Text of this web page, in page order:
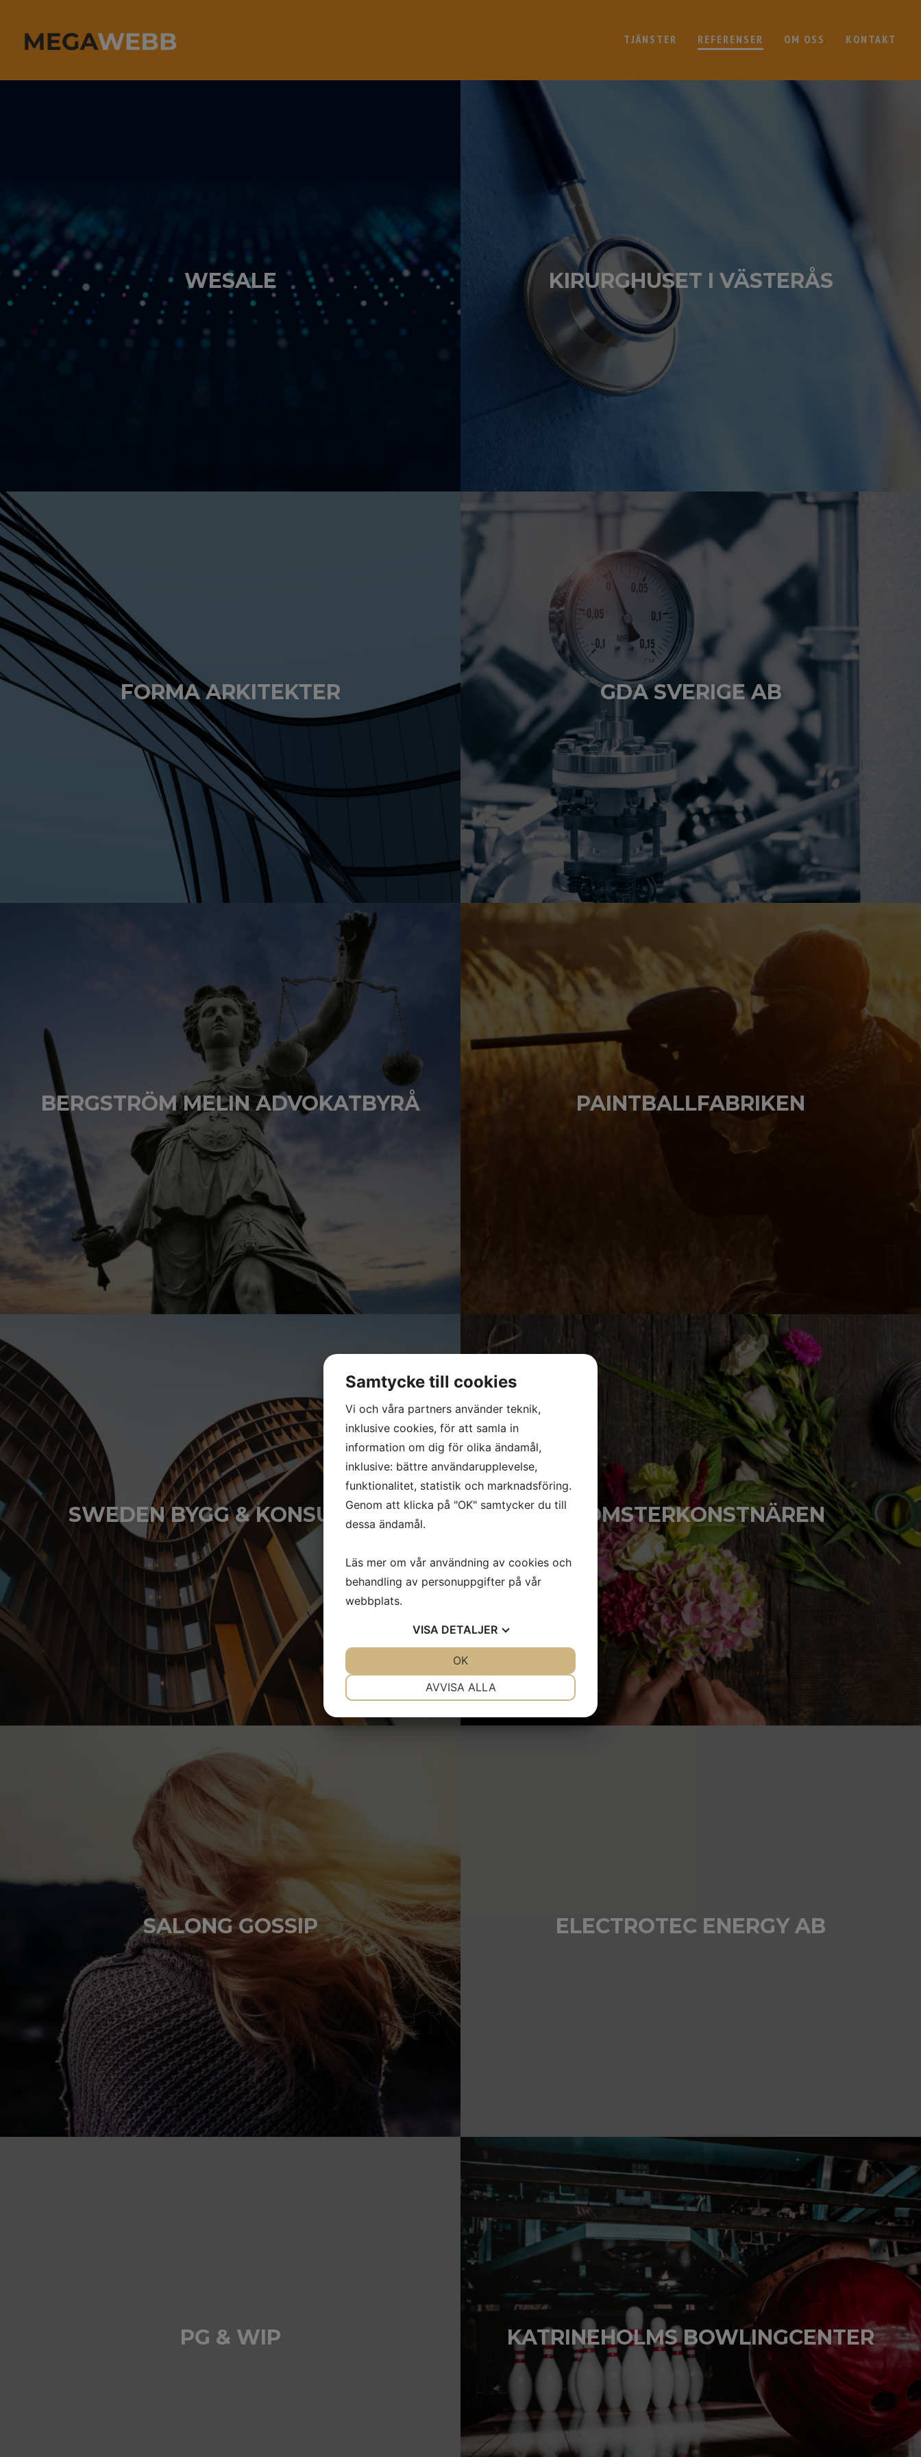
TJÄNSTER REFERENSER OM OSS KONTAKT
WESALE
BESÖK HEMSIDAN
KIRURGHUSET I VÄSTERÅS
BESÖK HEMSIDAN
FORMA ARKITEKTER
BESÖK HEMSIDAN
GDA SVERIGE AB
BESÖK HEMSIDAN
BERGSTRÖM MELIN ADVOKATBYRÅ
"Från den första kontakten har jag blivit mycket väl omhändertagen.
Servicen har genomgående varit snabb, lyhörd och kompetent. Systemet
som används är lätt att använda och även efter att min hemsida levererats
har jag fått förstklassig service vid varje kontakt. Jag kan varmt
rekommendera
MEGAWEBB
BESÖK HEMSIDAN
PAINTBALLFABRIKEN
"Vi på Paintballfabriken behövde en riktigt bra presentation på nätet och
, resultatet överträffade våra förväntningar på alla
SWEDEN BYGG & KONSULT AB
BESÖK HEMSIDAN
BLOMSTERKONSTNÄREN
"Ett väl genomfört arbete med min nya hemsida kombinerat med webshop!
Hjälpsamma och proffsiga i såsom utförande som support! Kan verkligen
varmt rekommendera MEGAWEBB
BESÖK HEMSIDAN
SALONG GOSSIP
"Det är skönt och veta att vi alltid får snabb support och att vi själva kan
redigera hemsidan när vi vill. Från att ha en lösning som inte alls var bra
till något vi kan visa upp med stolthet är tack vare teamet på
MEGAWEBB"
BESÖK HEMSIDAN
ELECTROTEC ENERGY AB
PG & WIP KATRINEHOLMS BOWLINGCENTER
BESÖK HEMSIDAN
Samtycke till cookies
Vi och våra partners använder teknik,
inklusive cookies, för att samla in
information om dig för olika ändamål,
inklusive: bättre användarupplevelse,
funktionalitet, statistik och marknadsföring.
Genom att klicka på "OK" samtycker du till
dessa ändamål.
Läs mer om vår användning av cookies och
behandling av personuppgifter på vår
webbplats.
VISA DETALJER
AVVISA ALLA
OK